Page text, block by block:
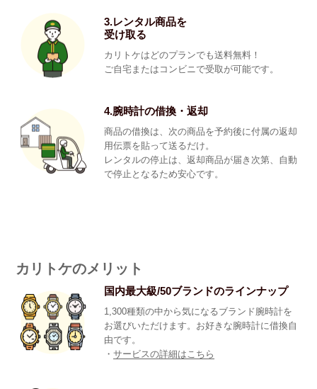
3.レンタル商品を
受け取る
カリトケはどのプランでも送料無料！
ご自宅またはコンビニで受取が可能です。
4.腕時計の借換・返却
商品の借換は、次の商品を予約後に付属の返却
用伝票を貼って送るだけ。
レンタルの停止は、返却商品が届き次第、自動
で停止となるため安心です。
カリトケのメリット
国内最大級/50ブランドのラインナップ
1,300種類の中から気になるブランド腕時計を
お選びいただけます。お好きな腕時計に借換自
由です。
・サービスの詳細はこちら